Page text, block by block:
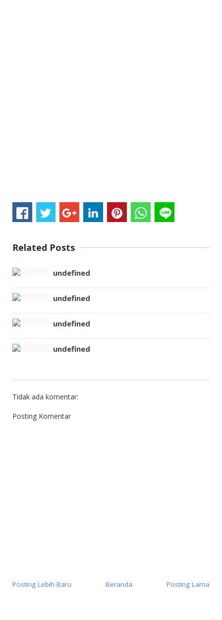
Related Posts
undefined
undefined
undefined
undefined
Tidak ada komentar:
Posting Komentar
Posting Lebih Baru Posting Lama
Beranda